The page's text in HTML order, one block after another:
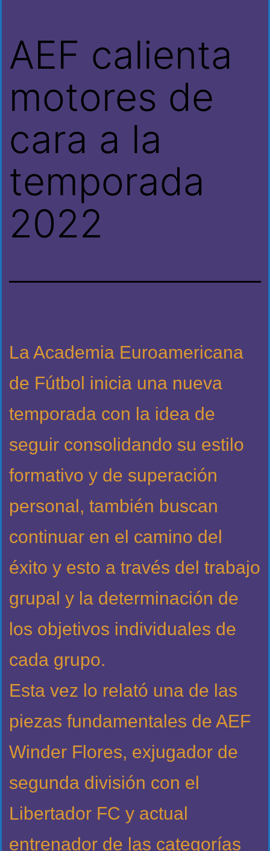
AEF calienta
motores de
cara a la
temporada
2022
La Academia Euroamericana
de Fútbol inicia una nueva
temporada con la idea de
seguir consolidando su estilo
formativo y de superación
personal, también buscan
continuar en el camino del
éxito y esto a través del trabajo
grupal y la determinación de
los objetivos individuales de
cada grupo.
Esta vez lo relató una de las
piezas fundamentales de AEF
Winder Flores, exjugador de
segunda división con el
Libertador FC y actual
entrenador de las categorías